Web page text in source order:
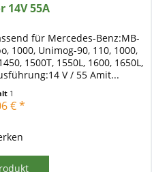
14V 55A
für Mercedes-Benz:MB-
1000, Unimog-90, 110, 1000,
1500T, 1550L, 1600, 1650L,
V / 55 Amit...
1
€ *